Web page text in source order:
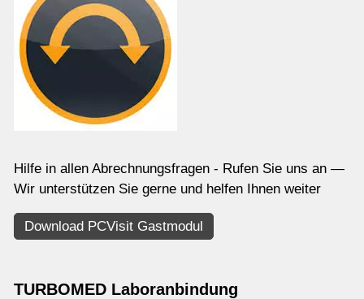
Hilfe in allen Abrechnungsfragen - Rufen Sie uns an —
Wir unterstützen Sie gerne und helfen Ihnen weiter
Download PCVisit Gastmodul
TURBOMED Laboranbindung